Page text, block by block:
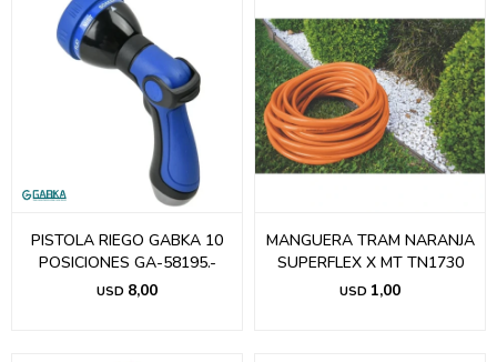
PISTOLA RIEGO GABKA 10
POSICIONES GA-58195.-
USD 8,00
MANGUERA TRAM NARANJA
SUPERFLEX X MT TN1730
USD 1,00